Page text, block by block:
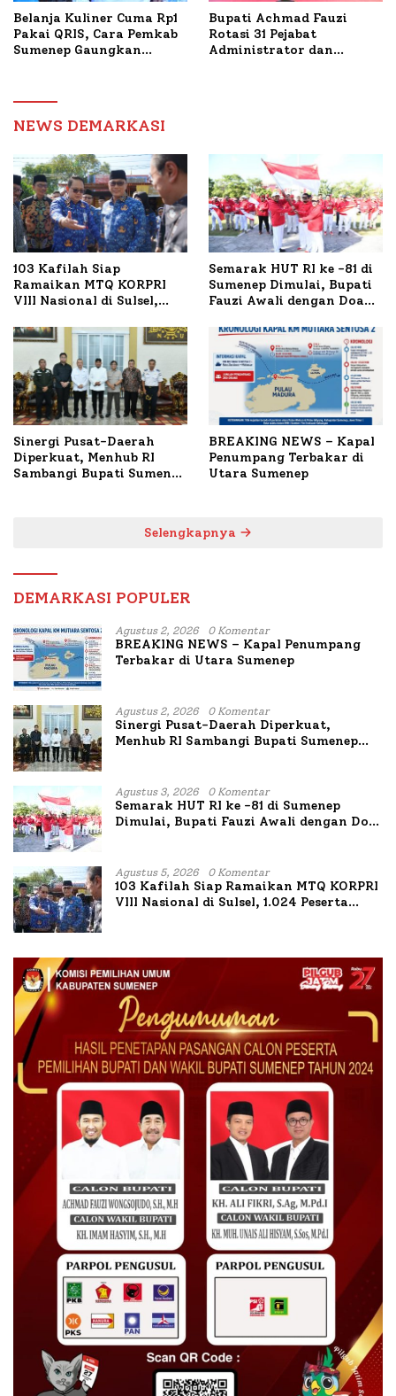
Belanja Kuliner Cuma Rp1
Pakai QRIS, Cara Pemkab
Sumenep Gaungkan
Bupati Achmad Fauzi
Rotasi 31 Pejabat
Administrator dan
NEWS DEMARKASI
103 Kafilah Siap
Ramaikan MTQ KORPRI
VIII Nasional di Sulsel,
Semarak HUT RI ke -81 di
Sumenep Dimulai, Bupati
Fauzi Awali dengan Doa
Terbakar
Sinergi Pusat-Daerah
Diperkuat, Menhub RI
Sambangi Bupati Sumenep
BREAKING NEWS – Kapal
Penumpang Terbakar di
Utara Sumenep
Selengkapnya
DEMARKASI POPULER
Agustus 2, 2026 0 Komentar
BREAKING NEWS – Kapal Penumpang
Terbakar di Utara Sumenep
Agustus 2, 2026 0 Komentar
Sinergi Pusat-Daerah Diperkuat,
Menhub RI Sambangi Bupati Sumenep
Agustus 3, 2026 0 Komentar
Semarak HUT RI ke -81 di Sumenep
Dimulai, Bupati Fauzi Awali dengan Doa
Agustus 5, 2026 0 Komentar
103 Kafilah Siap Ramaikan MTQ KORPRI
VIII Nasional di Sulsel, 1.024 Peserta